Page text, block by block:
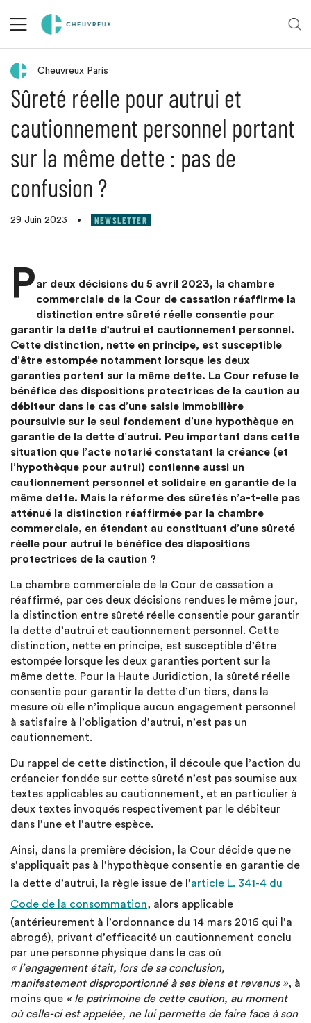
Retour aux actualités
Cheuvreux Paris
Sûreté réelle pour autrui et
cautionnement personnel portant
sur la même dette : pas de
confusion ?
29 Juin 2023 • NEWSLETTER
Par deux décisions du 5 avril 2023, la chambre
commerciale de la Cour de cassation réaffirme la
distinction entre sûreté réelle consentie pour
garantir la dette d'autrui et cautionnement personnel.
Cette distinction, nette en principe, est susceptible
d’être estompée notamment lorsque les deux
garanties portent sur la même dette. La Cour refuse le
bénéfice des dispositions protectrices de la caution au
débiteur dans le cas d’une saisie immobilière
poursuivie sur le seul fondement d’une hypothèque en
garantie de la dette d’autrui. Peu important dans cette
situation que l’acte notarié constatant la créance (et
l’hypothèque pour autrui) contienne aussi un
cautionnement personnel et solidaire en garantie de la
même dette. Mais la réforme des sûretés n’a-t-elle pas
atténué la distinction réaffirmée par la chambre
commerciale, en étendant au constituant d’une sûreté
réelle pour autrui le bénéfice des dispositions
protectrices de la caution ?
La chambre commerciale de la Cour de cassation a
réaffirmé, par ces deux décisions rendues le même jour,
la distinction entre sûreté réelle consentie pour garantir
la dette d’autrui et cautionnement personnel. Cette
distinction, nette en principe, est susceptible d’être
estompée lorsque les deux garanties portent sur la
même dette. Pour la Haute Juridiction, la sûreté réelle
consentie pour garantir la dette d’un tiers, dans la
mesure où elle n’implique aucun engagement personnel
à satisfaire à l’obligation d’autrui, n’est pas un
cautionnement.
Du rappel de cette distinction, il découle que l’action du
créancier fondée sur cette sûreté n’est pas soumise aux
textes applicables au cautionnement, et en particulier à
deux textes invoqués respectivement par le débiteur
dans l’une et l’autre espèce.
Ainsi, dans la première décision, la Cour décide que ne
s’appliquait pas à l’hypothèque consentie en garantie de
la dette d’autrui, la règle issue de l’article L. 341-4 du
Code de la consommation, alors applicable
(antérieurement à l’ordonnance du 14 mars 2016 qui l’a
abrogé), privant d’efficacité un cautionnement conclu
par une personne physique dans le cas où
« l’engagement était, lors de sa conclusion,
manifestement disproportionné à ses biens et revenus », à
moins que « le patrimoine de cette caution, au moment
où celle-ci est appelée, ne lui permette de faire face à son